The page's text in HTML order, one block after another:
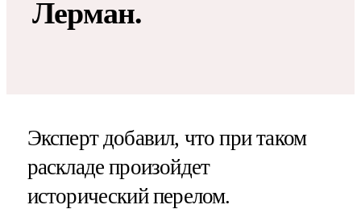
Лерман.
Эксперт добавил, что при таком
раскладе произойдет
исторический перелом.